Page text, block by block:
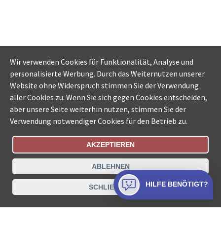
Bestellungsstatus Ämtersuche der Schweiz
Datenschutz Impressum Nutzungsbestimmungen
Kontakt
Wir verwenden Cookies für Funktionalität, Analyse und
personalisierte Werbung. Durch das Weiternutzen unserer
Website ohne Widerspruch stimmen Sie der Verwendung
aller Cookies zu. Wenn Sie sich gegen Cookies entscheiden,
aber unsere Seite weiterhin nutzen, stimmen Sie der
Verwendung notwendiger Cookies für den Betrieb zu.
AKZEPTIEREN
ABLEHNEN
SCHLIESSEN HILFE BENÖTIGT?